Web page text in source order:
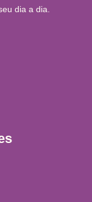
dia a dia.